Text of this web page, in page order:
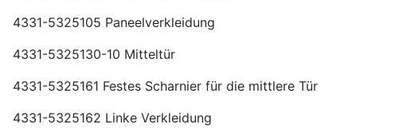
4331-5325105 Paneelverkleidung
4331-5325130-10 Mitteltür
4331-5325161 Festes Scharnier für die mittlere Tür
4331-5325162 Linke Verkleidung